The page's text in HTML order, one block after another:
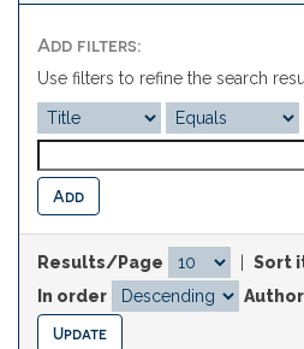
Add filters:
Use filters to refine the search
Results/Page
Sort
In order